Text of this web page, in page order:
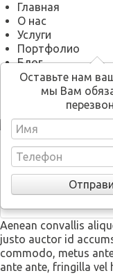
Главная
О нас
Услуги
Портфолио
Блог
Кино Новый год
Контакты
Оставьте нам
мы Вам
Gallery
Gallery post
Aenean convallis
justo auctor id
commodo, metus
ante ante, fringilla